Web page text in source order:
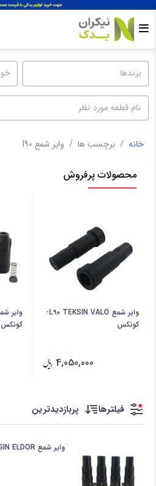
خانه / برچسب ها / وایر شمع l90
محصولات پرفروش
وایر شمع L90 TEKSIN VALO-
کونکس
4,050,000
کونکس
فیلترها پربازدیدترین
وایر شمع L90 TEKSIN ELDOR-کونکس